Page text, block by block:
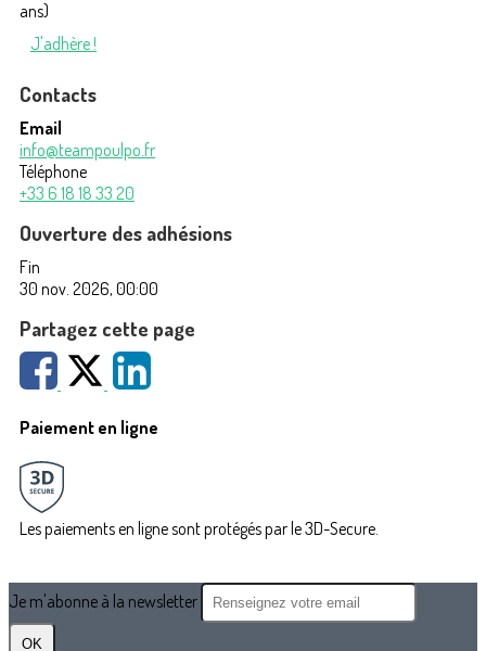
ans)
J'adhère !
Contacts
Email
info@teampoulpo.fr
Téléphone
+33 6 18 18 33 20
Ouverture des adhésions
Fin
30 nov. 2026, 00:00
Partagez cette page
Paiement en ligne
Les paiements en ligne sont protégés par le 3D-Secure.
Je m'abonne à la newsletter
OK